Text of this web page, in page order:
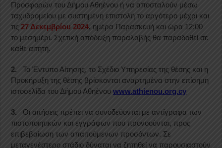
Προσφορών του Δήμου Αθηένου ή να αποσταλούν μέσω
ταχυδρομείου με συστημένη επιστολή το αργότερο μέχρι και
τις27 Δεκεμβρίου 2024, ημέρα Παρασκευή και ώρα 12:00
το μεσημέρι. Σχετική απόδειξη παραλαβής θα παραδοθεί σε
κάθε αιτητή.
2. Το Έντυπο Αίτησης, το Σχέδιο Υπηρεσίας της θέσης και η
Προκήρυξη της θέσης βρίσκονται αναρτημένα στην επίσημη
ιστοσελίδα του Δήμου Αθηένουwww.athienou.org.cy
3. Οι αιτήσεις πρέπει να συνοδεύονται με αντίγραφα των
πιστοποιητικών και εγγράφων που προνοούνται, προς
επιβεβαίωση των απαιτούμενων προσόντων. Σε
μεταγενέστερο στάδιο δύναται να ζητηθεί να παρουσιαστούν